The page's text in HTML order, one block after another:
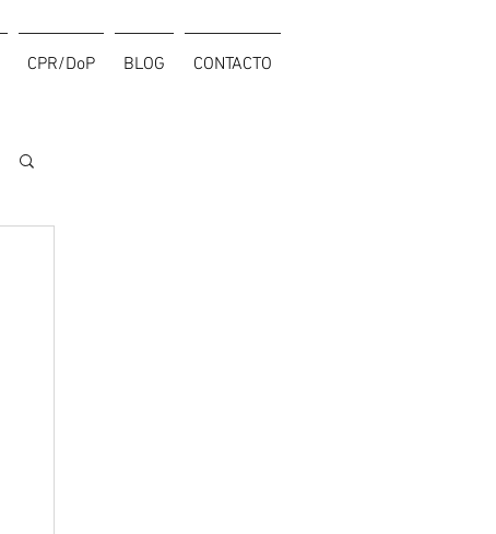
CPR/DoP BLOG CONTACTO